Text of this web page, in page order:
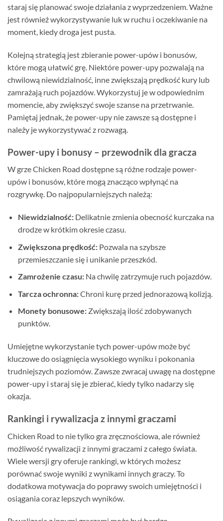
staraj się planować swoje działania z wyprzedzeniem. Ważne
jest również wykorzystywanie luk w ruchu i oczekiwanie na
moment, kiedy droga jest pusta.
Kolejną strategią jest zbieranie power-upów i bonusów,
które mogą ułatwić grę. Niektóre power-upy pozwalają na
chwilową niewidzialność, inne zwiększają prędkość kury lub
zamrażają ruch pojazdów. Wykorzystuj je w odpowiednim
momencie, aby zwiększyć swoje szanse na przetrwanie.
Pamiętaj jednak, że power-upy nie zawsze są dostępne i
należy je wykorzystywać z rozwagą.
Power-upy i bonusy – przewodnik dla gracza
W grze Chicken Road dostępne są różne rodzaje power-
upów i bonusów, które mogą znacząco wpłynąć na
rozgrywkę. Do najpopularniejszych należą:
Niewidzialność:Delikatnie zmienia obecność kurczaka na
drodze w krótkim okresie czasu.
Zwiększona prędkość:Pozwala na szybsze
przemieszczanie się i unikanie przeszkód.
Zamrożenie czasu:Na chwilę zatrzymuje ruch pojazdów.
Tarcza ochronna:Chroni kurę przed jednorazową kolizją.
Monety bonusowe:Zwiększają ilość zdobywanych
punktów.
Umiejętne wykorzystanie tych power-upów może być
kluczowe do osiągnięcia wysokiego wyniku i pokonania
trudniejszych poziomów. Zawsze zwracaj uwagę na dostępne
power-upy i staraj się je zbierać, kiedy tylko nadarzy się
okazja.
Rankingi i rywalizacja z innymi graczami
Chicken Road to nie tylko gra zręcznościowa, ale również
możliwość rywalizacji z innymi graczami z całego świata.
Wiele wersji gry oferuje rankingi, w których możesz
porównać swoje wyniki z wynikami innych graczy. To
dodatkowa motywacja do poprawy swoich umiejętności i
osiągania coraz lepszych wyników.